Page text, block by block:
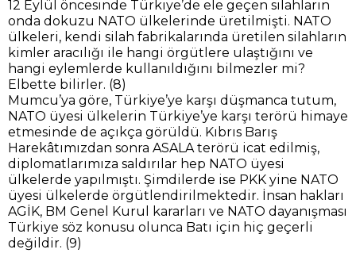
12 Eylül öncesinde Türkiye’de ele geçen silahların
onda dokuzu NATO ülkelerinde üretilmişti. NATO
ülkeleri, kendi silah fabrikalarında üretilen silahların
kimler aracılığı ile hangi örgütlere ulaştığını ve
hangi eylemlerde kullanıldığını bilmezler mi?
Elbette bilirler. (8)
Mumcu’ya göre, Türkiye’ye karşı düşmanca tutum,
NATO üyesi ülkelerin Türkiye’ye karşı terörü himaye
etmesinde de açıkça görüldü. Kıbrıs Barış
Harekâtımızdan sonra ASALA terörü icat edilmiş,
diplomatlarımıza saldırılar hep NATO üyesi
ülkelerde yapılmıştı. Şimdilerde ise PKK yine NATO
üyesi ülkelerde örgütlendirilmektedir. İnsan hakları
AGİK, BM Genel Kurul kararları ve NATO dayanışması
Türkiye söz konusu olunca Batı için hiç geçerli
değildir. (9)